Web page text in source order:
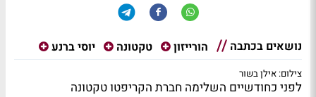
נושאים בכתבה הורייזון טקטונה יוסי ברנע
צילום: אילן בשור
לפני כחודשיים השלימה חברת הקריפטו טקטונה